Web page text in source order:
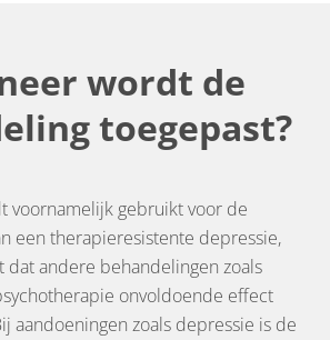
wordt de
toegepast?
voornamelijk gebruikt voor de
een therapieresistente depressie,
dat andere behandelingen zoals
onvoldoende effect
aandoeningen zoals depressie is de